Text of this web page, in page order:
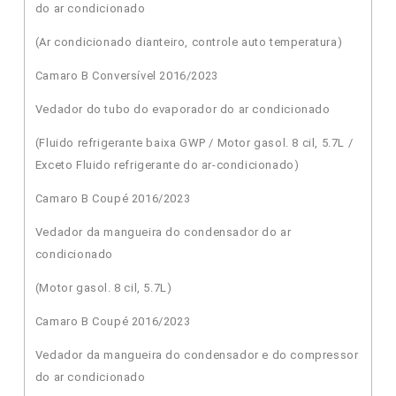
do ar condicionado
(Ar condicionado dianteiro, controle auto temperatura)
Camaro B Conversível 2016/2023
Vedador do tubo do evaporador do ar condicionado
(Fluido refrigerante baixa GWP / Motor gasol. 8 cil, 5.7L /
Exceto Fluido refrigerante do ar-condicionado)
Camaro B Coupé 2016/2023
Vedador da mangueira do condensador do ar
condicionado
(Motor gasol. 8 cil, 5.7L)
Camaro B Coupé 2016/2023
Vedador da mangueira do condensador e do compressor
do ar condicionado